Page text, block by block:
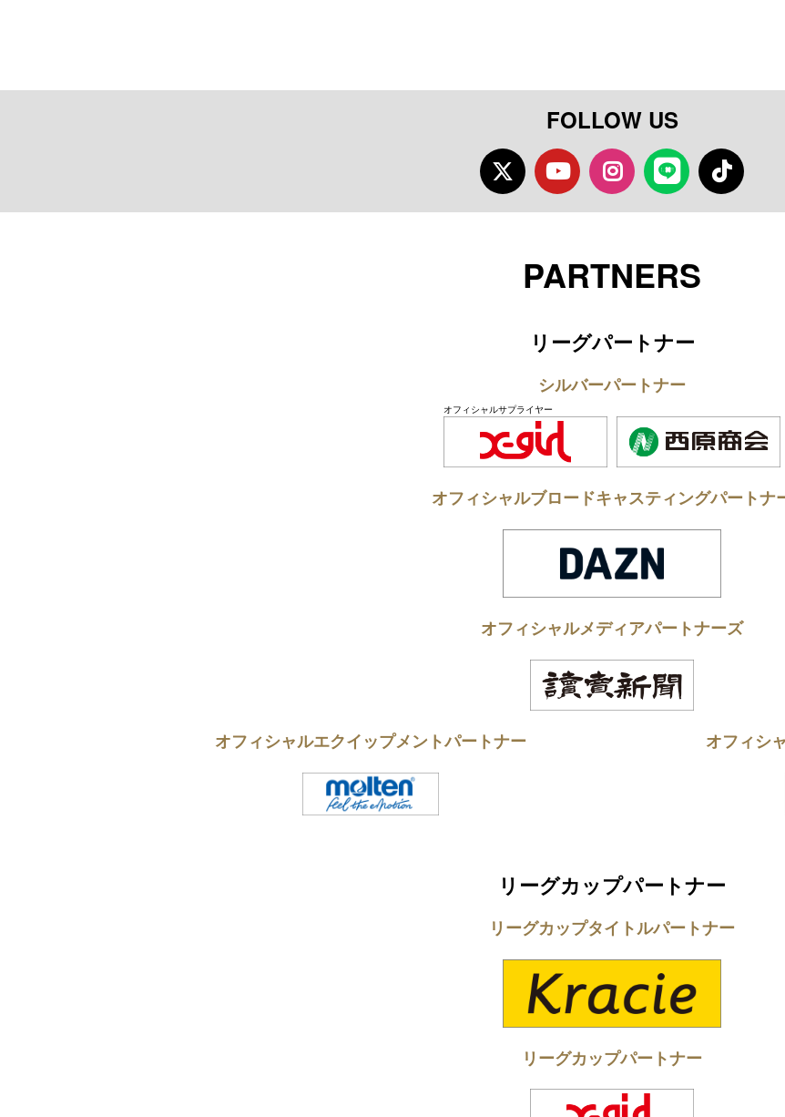
FOLLOW US
TwitterYoutubeInstagram
LINE TikTok
PARTNERS
リーグパートナー
シルバーパートナー
オフィシャルサプライヤー
オフィシャルブロードキャスティングパートナ
オフィシャルメディアパートナーズ
オフィシャルエクイップメントパートナー オフィシ
リーグカップパートナー
リーグカップタイトルパートナー
リーグカップパートナー